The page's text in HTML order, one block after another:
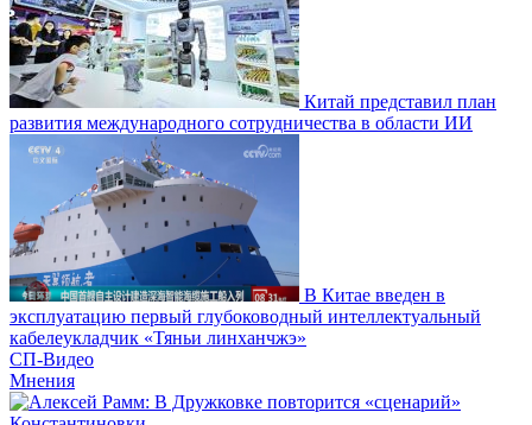
Китай представил план
развития международного сотрудничества в области ИИ
В Китае введен в
эксплуатацию первый глубоководный интеллектуальный
кабелеукладчик «Тяньи линханчжэ»
СП-Видео
Мнения